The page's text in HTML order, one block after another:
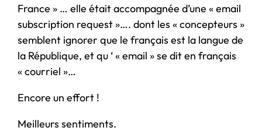
France » … elle était accompagnée d’une « email
subscription request »…. dont les « concepteurs »
semblent ignorer que le français est la langue de
la République, et qu ‘ « email » se dit en français
« courriel »…
Encore un effort !
Meilleurs sentiments.